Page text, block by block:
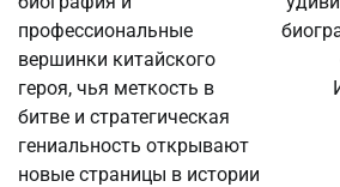
записям
профессиональные
вершинки китайского
героя, чья меткость в
битве и стратегическая
гениальность открывают
новые страницы в истории